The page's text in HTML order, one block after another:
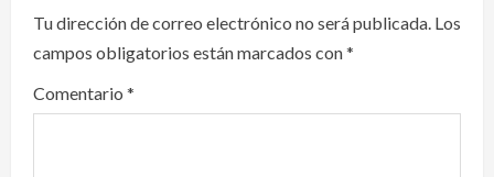
i
g
a
Tu dirección de correo electrónico no será publicada. Los
campos obligatorios están marcados con*
Comentario *